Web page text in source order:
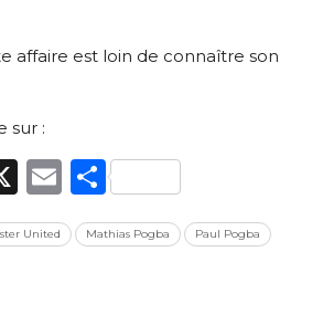
affaire est loin de connaître son
sur :
X EmailPartager
United Mathias Pogba
Paul Pogba